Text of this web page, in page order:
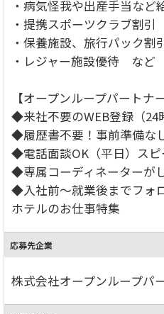
・病気怪我や出産手当など
・提携スポーツクラブ割引
・保養施設、旅行パック割
・レジャー施設優待 など
【オープンループパートナ
◆来社不要のWEB登録（24
◆履歴書不要！事前準備な
◆電話面談OK（平日）スピ
◆専属コーディネーターが
◆入社前～就業後までフォ
ホテルのお仕事特集
応募先企業
株式会社オープンループパ